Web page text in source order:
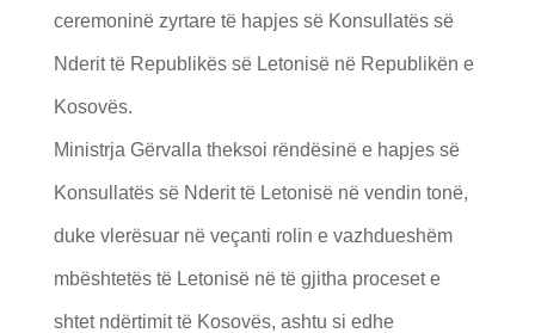
ceremoninë zyrtare të hapjes së Konsullatës së
Nderit të Republikës së Letonisë në Republikën e
Kosovës.
Ministrja Gërvalla theksoi rëndësinë e hapjes së
Konsullatës së Nderit të Letonisë në vendin tonë,
duke vlerësuar në veçanti rolin e vazhdueshëm
mbështetës të Letonisë në të gjitha proceset e
shtet ndërtimit të Kosovës, ashtu si edhe